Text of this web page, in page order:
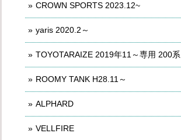
CROWN SPORTS 2023.12~
yaris 2020.2～
TOYOTARAIZE 2019年11～専用 200系
ROOMY TANK H28.11～
ALPHARD
VELLFIRE